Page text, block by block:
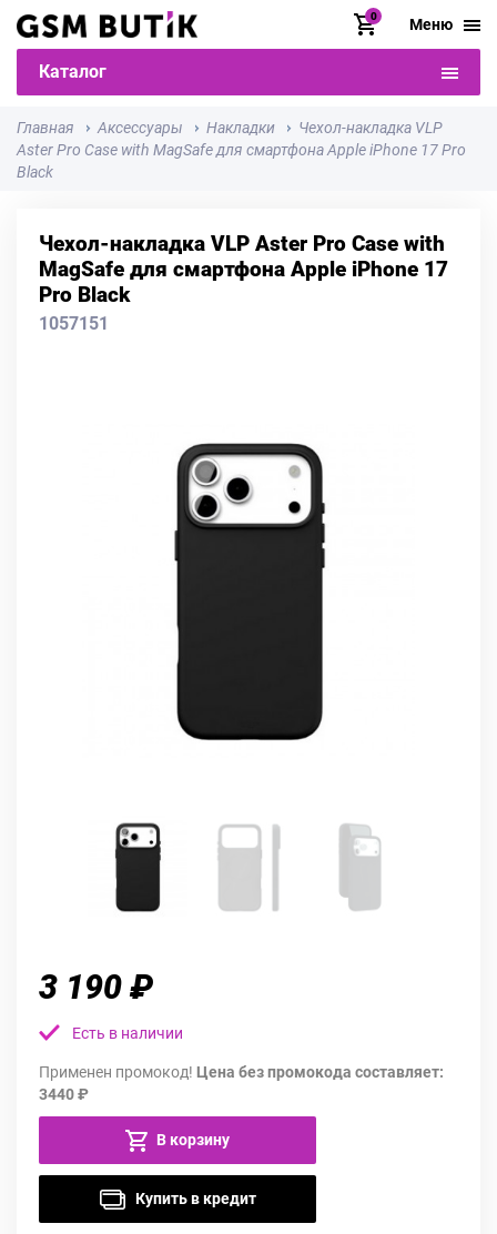
0 Меню
Каталог
Главная Аксессуары Накладки
Чехол-накладка VLP
Aster Pro Case with MagSafe для смартфона Apple iPhone 17 Pro
Black
Чехол-накладка VLP Aster Pro Case with
MagSafe для смартфона Apple iPhone 17
Pro Black
1057151
3 190 ₽
Есть в наличии
Применен промокод! Цена без промокода составляет:
3440 ₽
В корзину
Купить в кредит